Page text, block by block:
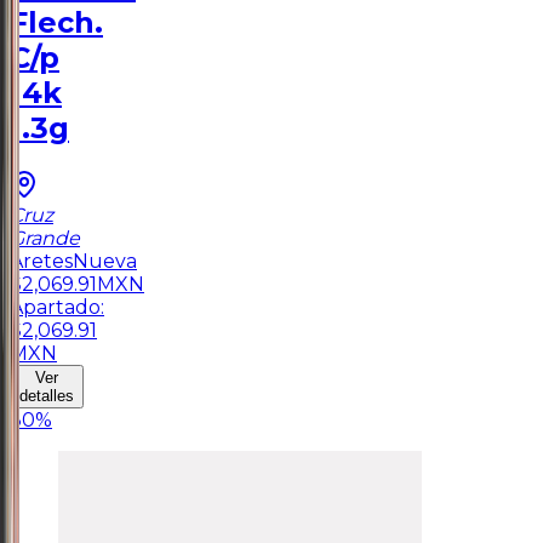
Flech.
C/p
14k
1.3g
Cruz
Grande
AretesNueva
$2,069.91 MXN
Apartado:
$2,069.91
MXN
Ver
detalles
30%